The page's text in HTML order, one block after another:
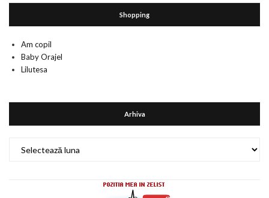
Shopping
Am copil
Baby Orajel
Lilutesa
Arhiva